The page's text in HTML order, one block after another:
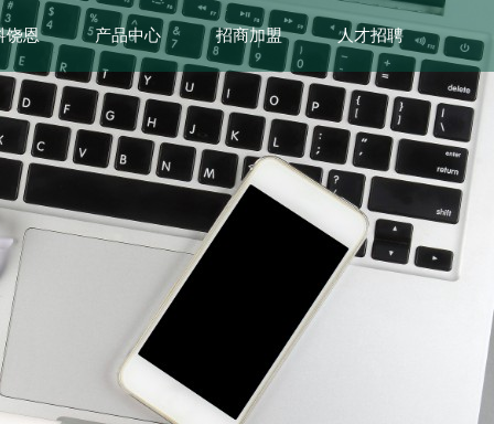
饶恩 产品中心 招商加盟 人才招聘